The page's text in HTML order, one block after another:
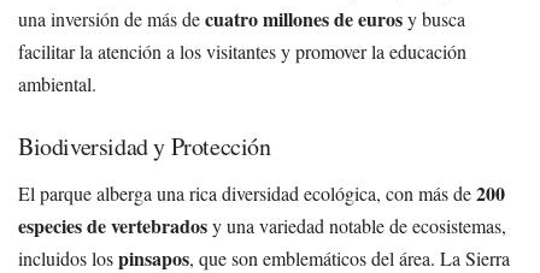
una inversión de más decuatro millones de eurosy busca
facilitar la atención a los visitantes y promover la educación
ambiental.
Biodiversidad y Protección
El parque alberga una rica diversidad ecológica, con más de200
especies de vertebradosy una variedad notable de ecosistemas,
incluidos lospinsapos, que son emblemáticos del área. La Sierra